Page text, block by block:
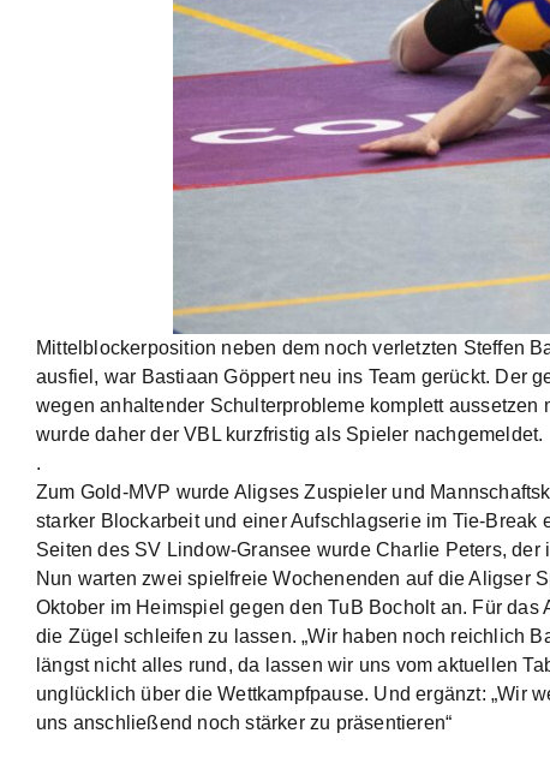
Mittelblockerposition neben dem noch verletzten Steffen
ausfiel, war Bastiaan Göppert neu ins Team gerückt. Der
wegen anhaltender Schulterprobleme komplett
wurde daher der VBL kurzfristig als Spieler nachgemeldet.
.
Zum Gold-MVP wurde Aligses Zuspieler und
starker Blockarbeit und einer Aufschlagserie im Tie-
Seiten des SV Lindow-Gransee wurde Charlie Peters, der
Nun warten zwei spielfreie Wochenenden auf die Aligser
Oktober im Heimspiel gegen den TuB Bocholt an. Für
die Zügel schleifen zu lassen. „Wir haben noch reichlich
längst nicht alles rund, da lassen wir uns vom aktuellen
unglücklich über die Wettkampfpause. Und ergänzt: „Wir
uns anschließend noch stärker zu präsentieren“